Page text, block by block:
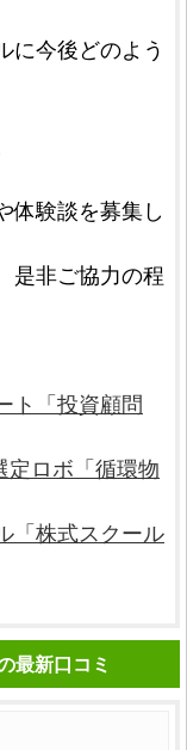
に今後どのよう
体験談を募集し
是非ご協力の程
ト「投資顧問
定ロボ「循環物
「株式スクール
最新口コミ